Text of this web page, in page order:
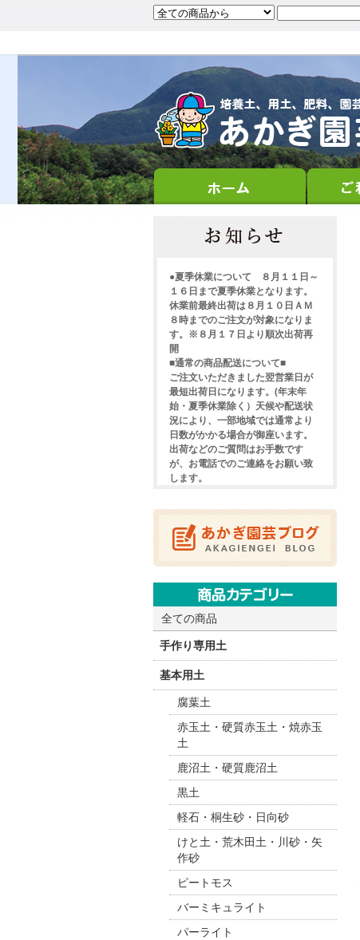
●夏季休業について ８月１１日～
１６日まで夏季休業となります。
休業前最終出荷は８月１０日ＡＭ
８時までのご注文が対象になりま
す。※８月１７日より順次出荷再
開
■通常の商品配送について■
ご注文いただきました翌営業日が
最短出荷日になります。(年末年
始・夏季休業除く）天候や配送状
況により、一部地域では通常より
日数がかかる場合が御座います。
出荷などのご質問はお手数です
が、お電話でのご連絡をお願い致
します。
全ての商品
手作り専用土
基本用土
腐葉土
赤玉土・硬質赤玉土・焼赤玉
土
鹿沼土・硬質鹿沼土
黒土
軽石・桐生砂・日向砂
けと土・荒木田土・川砂・矢
作砂
ピートモス
バーミキュライト
パーライト